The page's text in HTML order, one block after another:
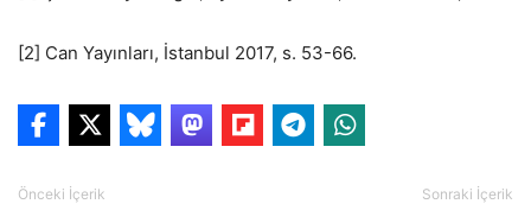
[2] Can Yayınları, İstanbul 2017, s. 53-66.
Önceki İçerik Sonraki İçerik